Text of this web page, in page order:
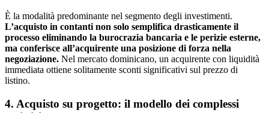
È la modalità predominante nel segmento degli investimenti.
L’acquisto in contanti non solo semplifica drasticamente il
processo eliminando la burocrazia bancaria e le perizie esterne,
ma conferisce all’acquirente una posizione di forza nella
negoziazione. Nel mercato dominicano, un acquirente con liquidità
immediata ottiene solitamente sconti significativi sul prezzo di
listino.
4. Acquisto su progetto: il modello dei complessi